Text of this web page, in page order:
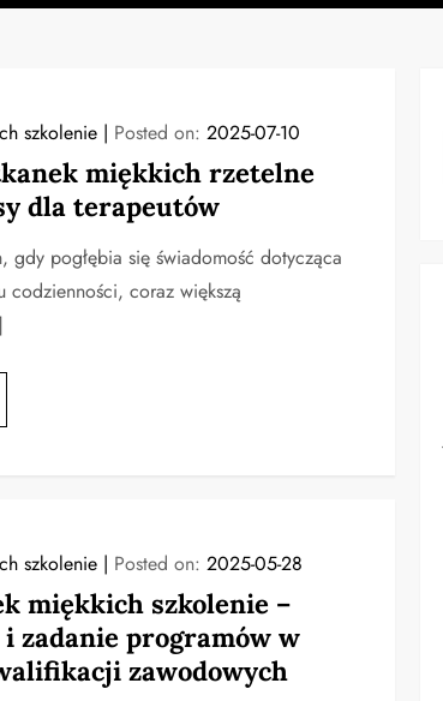
szkolenie Posted on: 2025-07-10
miękkich rzetelne
dla terapeutów
gdy pogłębia się świadomość dotycząca
codzienności, coraz większą
szkolenie Posted on: 2025-05-28
miękkich szkolenie –
zadanie programów w
zawodowych